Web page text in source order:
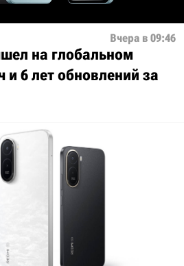
Вчера в 09:46
на глобальном
и 6 лет обновлений за